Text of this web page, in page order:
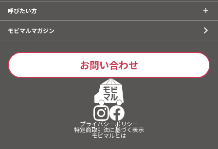
呼びたい方
モビマルマガジン
お問い合わせ
プライバシーポリシー
特定商取引法に基づく表示
モビマルとは